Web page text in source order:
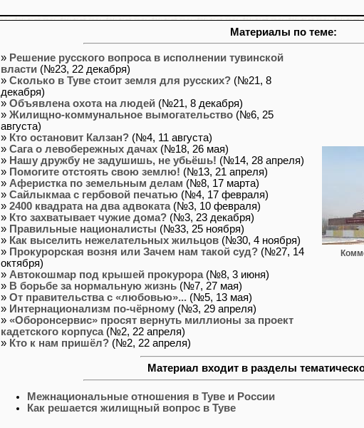
Материалы по теме:
» Решение русского вопроса в исполнении тувинской
власти (№23, 22 декабря)
» Сколько в Туве стоит земля для русских? (№21, 8
декабря)
» Объявлена охота на людей (№21, 8 декабря)
» Жилищно-коммунальное вымогательство (№6, 25
августа)
» Кто остановит Калзан? (№4, 11 августа)
» Сага о левобережных дачах (№18, 26 мая)
» Нашу дружбу не задушишь, не убьёшь! (№14, 28 апреля)
» Помогите отстоять свою землю! (№13, 21 апреля)
» Аферистка по земельным делам (№8, 17 марта)
» Сайлыкмаа с гербовой печатью (№4, 17 февраля)
» 2400 квадрата на два адвоката(№3, 10 февраля)
» Кто захватывает чужие дома? (№3, 23 декабря)
» Правильные националисты (№33, 25 ноября)
» Как выселить нежелательных жильцов (№30, 4 ноября)
» Прокурорская возня или Зачем нам такой суд? (№27, 14
октября)
» Автокошмар под крышей прокурора(№8, 3 июня)
» В борьбе за нормальную жизнь (№7, 27 мая)
» От правительства с «любовью»... (№5, 13 мая)
» Интернационализм по-чёрному (№3, 29 апреля)
» «Оборонсервис» просят вернуть миллионы за проект
кадетского корпуса(№2, 22 апреля)
» Кто к нам пришёл? (№2, 22 апреля)
Материал входит в разделы
Межнациональные отношения в Туве и России
Как решается жилищный вопрос в Туве